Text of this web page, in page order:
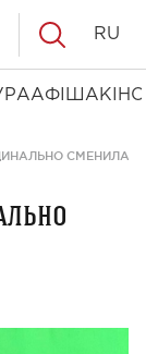
АФІША КІНО
RU
СМЕНИЛА